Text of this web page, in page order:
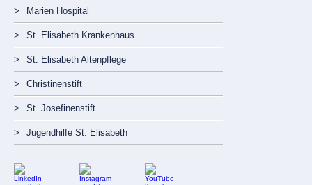
Marien Hospital
St. Elisabeth Krankenhaus
St. Elisabeth Altenpflege
Christinenstift
St. Josefinenstift
Jugendhilfe St. Elisabeth